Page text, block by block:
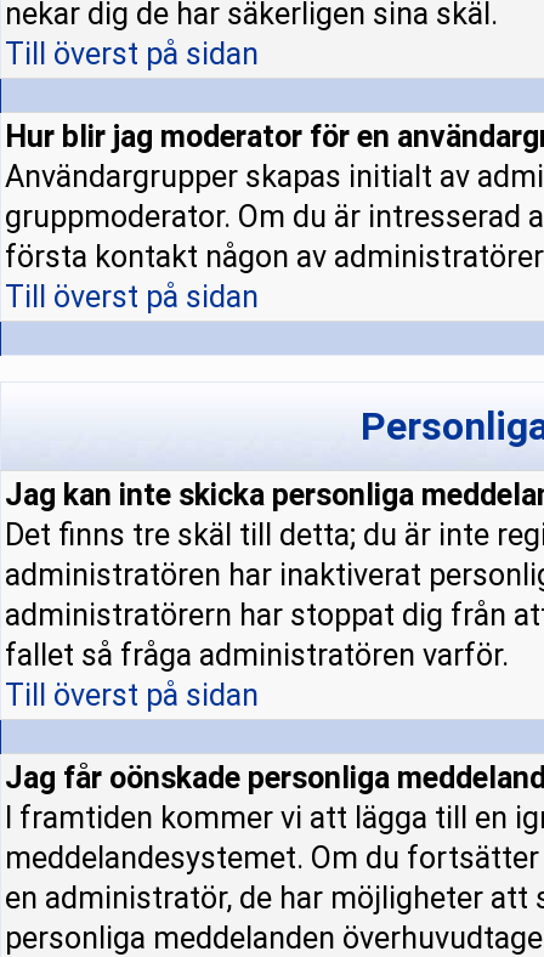
nekar dig de har säkerligen sina skäl.
Till överst på sidan
Hur blir jag moderator för en
Användargrupper skapas initialt av
gruppmoderator. Om du är intresserad
första kontakt någon av
Till överst på sidan
Jag kan inte skicka personliga
Det finns tre skäl till detta; du är inte
administratören har inaktiverat
administratörern har stoppat dig från
fallet så fråga administratören varför.
Till överst på sidan
Jag får oönskade personliga
I framtiden kommer vi att lägga till en
meddelandesystemet. Om du
en administratör, de har möjligheter
personliga meddelanden